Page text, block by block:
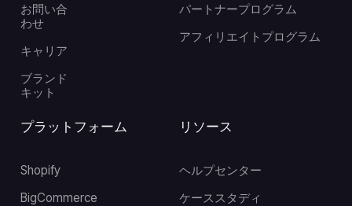
お問い合
わせ
キャリア
ブランド
キット
リソース
ヘルプセンター
ケーススタディ
パートナープログラム
アフィリエイトプログラム
プラットフォーム
Shopify
BigCommerce